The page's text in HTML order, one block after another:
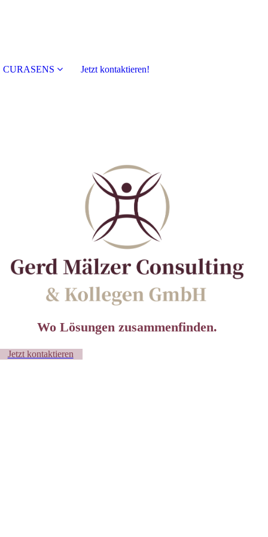
CURASENS Jetzt kontaktieren!
Wo Lösungenzusammenfinden.
Jetzt kontaktieren